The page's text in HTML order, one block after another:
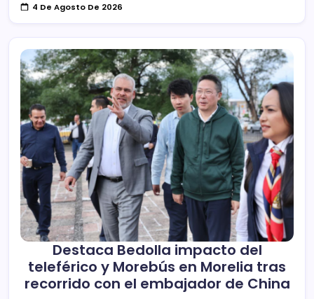
4 De Agosto De 2026
Destaca Bedolla impacto del
teleférico y Morebús en Morelia tras
recorrido con el embajador de China